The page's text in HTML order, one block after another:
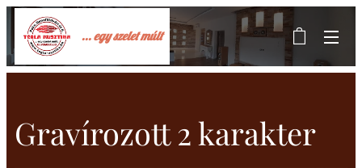
... egy szelet múlt
Gravírozott 2 karakter